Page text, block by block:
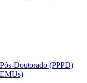
Doutorado (PPPD)